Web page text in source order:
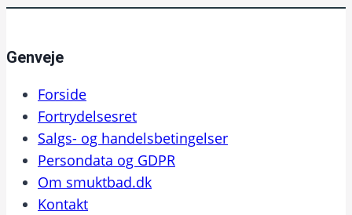
Genveje
Forside
Fortrydelsesret
Salgs- og handelsbetingelser
Persondata og GDPR
Om smuktbad.dk
Kontakt